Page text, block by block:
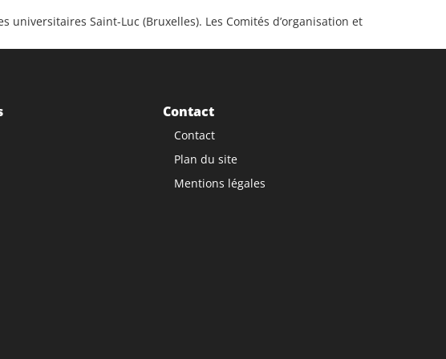
Saint-Luc (Bruxelles). Les Comités d’organisation et
Contact
Contact
Plan du site
Mentions légales